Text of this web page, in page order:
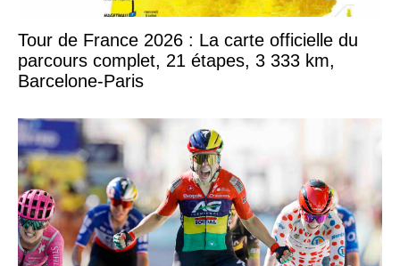
Tour de France 2026 : La carte officielle du
parcours complet, 21 étapes, 3 333 km,
Barcelone-Paris